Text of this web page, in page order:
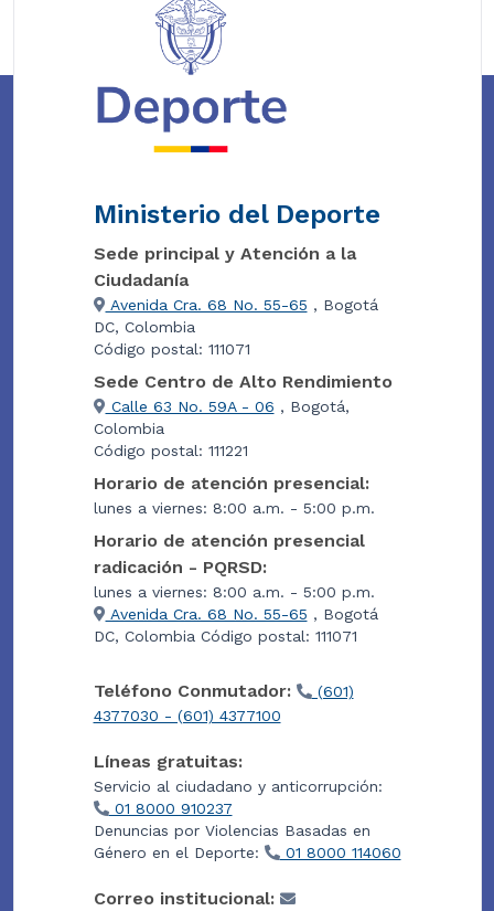
Ministerio del Deporte
Sede principal y Atención a la
Ciudadanía
Avenida Cra. 68 No. 55-65 , Bogotá
DC, Colombia
Código postal: 111071
Sede Centro de Alto Rendimiento
Calle 63 No. 59A - 06 , Bogotá,
Colombia
Código postal: 111221
Horario de atención presencial:
lunes a viernes: 8:00 a.m. - 5:00 p.m.
Horario de atención presencial
radicación - PQRSD:
lunes a viernes: 8:00 a.m. - 5:00 p.m.
Avenida Cra. 68 No. 55-65 , Bogotá
DC, Colombia Código postal: 111071
Teléfono Conmutador:
(601)
4377030 - (601) 4377100
Líneas gratuitas:
Servicio al ciudadano y anticorrupción:
01 8000 910237
Denuncias por Violencias Basadas en
Género en el Deporte:
01 8000 114060
Correo institucional: